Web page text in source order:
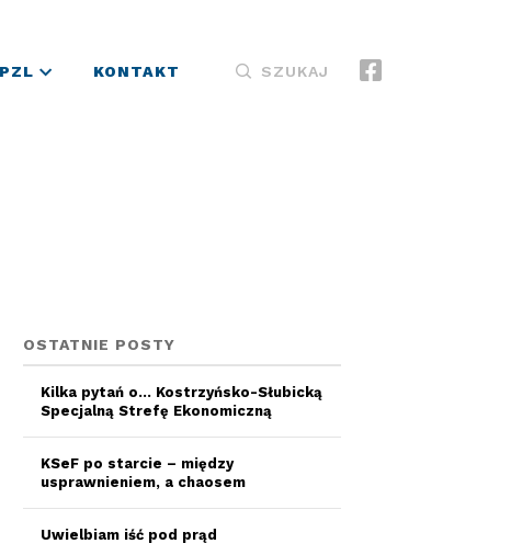
KONTAKT SZUKAJ
OSTATNIE POSTY
Kilka pytań o… Kostrzyńsko-Słubicką
Specjalną Strefę Ekonomiczną
KSeF po starcie – między
usprawnieniem, a chaosem
Uwielbiam iść pod prąd